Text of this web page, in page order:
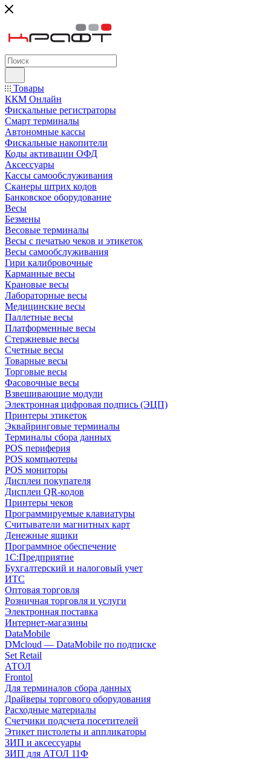
Товары
ККМ Онлайн
Фискальные регистраторы
Смарт терминалы
Автономные кассы
Фискальные накопители
Коды активации ОФД
Аксессуары
Кассы самообслуживания
Сканеры штрих кодов
Банковское оборудование
Весы
Безмены
Весовые терминалы
Весы с печатью чеков и этикеток
Весы самообслуживания
Гири калибровочные
Карманные весы
Крановые весы
Лабораторные весы
Медицинские весы
Паллетные весы
Платформенные весы
Стержневые весы
Счетные весы
Товарные весы
Торговые весы
Фасовочные весы
Взвешивающие модули
Электронная цифровая подпись (ЭЦП)
Принтеры этикеток
Эквайринговые терминалы
Терминалы сбора данных
POS периферия
POS компьютеры
POS мониторы
Дисплеи покупателя
Дисплеи QR-кодов
Принтеры чеков
Программируемые клавиатуры
Считыватели магнитных карт
Денежные ящики
Программное обеспечение
1С:Предприятие
Бухгалтерский и налоговый учет
ИТС
Оптовая торговля
Розничная торговля и услуги
Электронная поставка
Интернет-магазины
DataMobile
DMcloud — DataMobile по подписке
Set Retail
АТОЛ
Frontol
Для терминалов сбора данных
Драйверы торгового оборудования
Расходные материалы
Счетчики подсчета посетителей
Этикет пистолеты и аппликаторы
ЗИП и аксессуары
ЗИП для АТОЛ 11Ф